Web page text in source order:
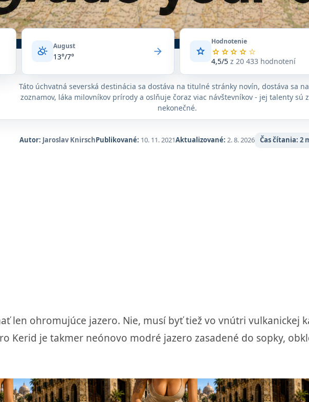
partly_cloudy_day August
13°/7° arrow_forward star
Hodnotenie
star star star star star
4,5/5z 20 433 hodnotení
Priemerné
hodnotenie
5
na
Google
Táto úchvatná severská destinácia sa dostáva na titulné stránky novín, dostáva sa
zoznamov, láka milovníkov prírody a oslňuje čoraz viac návštevníkov - jej talenty sú
nekonečné.
Autor: Jaroslav KnirschPublikované: 10. 11. 2021Aktualizované: 2. 8. 2026 Čas čítania: 2
len ohromujúce jazero. Nie, musí byť tiež vo vnútri vulkanickej
Kerid je takmer neónovo modré jazero zasadené do sopky,